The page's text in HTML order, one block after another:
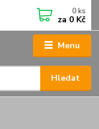
Menu
Hledat
0 ks
za 0 Kč